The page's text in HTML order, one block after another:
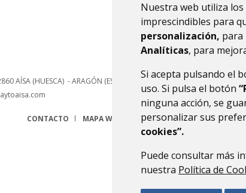
Nuestra web utiliza
imprescindibles para
personalización, para
Analíticas, para
Si acepta pulsando el
uso. Si pulsa el botón
ninguna acción, se
personalizar sus
cookies”.
Puede consultar más
nuestra Política de
AÍSA (HUESCA) - ARAGÓN (ESPAÑA)
CONTACTO MAPA WEB AVISO LEGAL PROTECCIÓN